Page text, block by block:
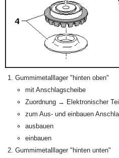
Gummimetalllager "hinten oben"
mit Anschlagscheibe
Zuordnung → Elektronischer
zum Aus- und einbauen
ausbauen
einbauen
Gummimetalllager "hinten unten"